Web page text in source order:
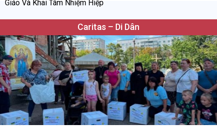
Giáo Và Khai Tâm Nhiệm Hiệp
Caritas – Di Dân